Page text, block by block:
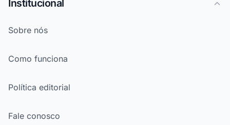
Institucional
Sobre nós
Como funciona
Política editorial
Fale conosco